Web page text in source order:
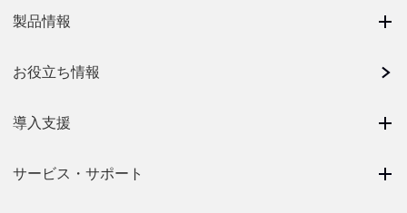
製品情報
お役立ち情報
導入支援
サービス・サポート